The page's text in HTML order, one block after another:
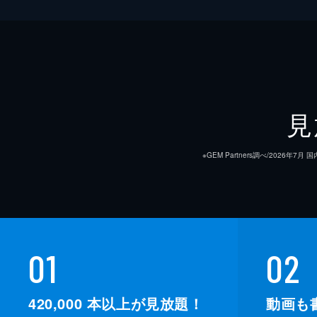
※GEM Partners調べ/2026年7⽉ 国
01
420,000 本以上が見放題！
02
動画も